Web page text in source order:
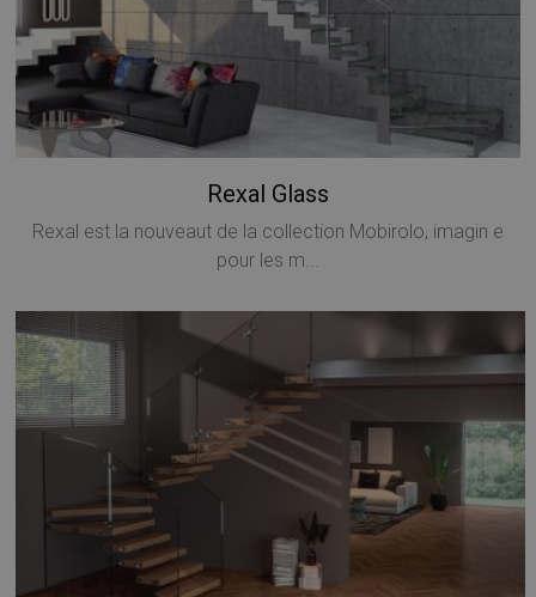
Rexal Glass
Rexal est la nouveaut de la collection Mobirolo, imagin e
pour les m...